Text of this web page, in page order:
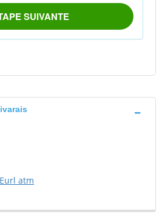
Eurl atm